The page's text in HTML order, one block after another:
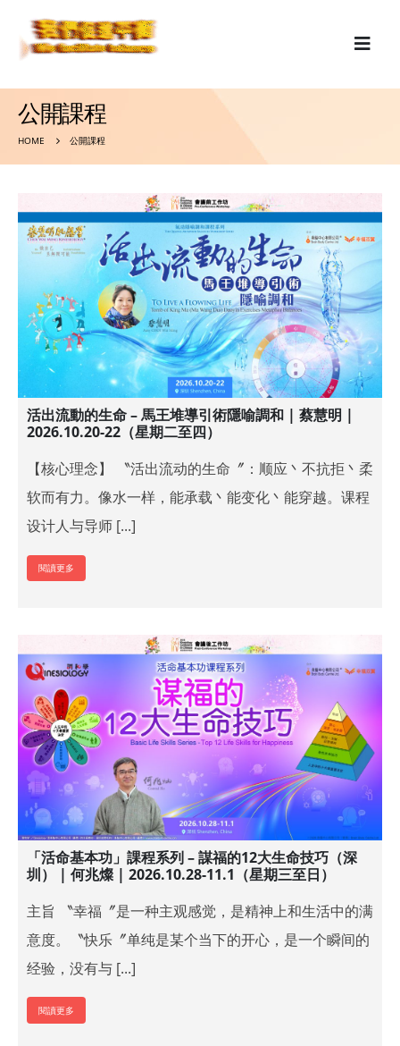
公開課程
HOME 公開課程
活出流動的生命 – 馬王堆導引術隱喻調和 | 蔡慧明 |
2026.10.20-22（星期二至四）
【核心理念】 〝活出流动的生命〞：顺应丶不抗拒丶柔
软而有力。像水一样，能承载丶能变化丶能穿越。课程
设计人与导师 [...]
閱讀更多
「活命基本功」課程系列 – 謀福的12大生命技巧（深
圳） | 何兆燦 | 2026.10.28-11.1（星期三至日）
主旨 〝幸福〞是一种主观感觉，是精神上和生活中的满
意度。〝快乐〞单纯是某个当下的开心，是一个瞬间的
经验，没有与 [...]
閱讀更多